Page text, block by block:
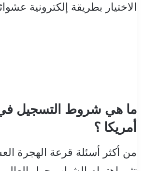
الاختيار بطريقة إلكترونية
ما هي شروط التسجيل
أمريكا ؟
من أكثر أسئلة قرعة الهجرة